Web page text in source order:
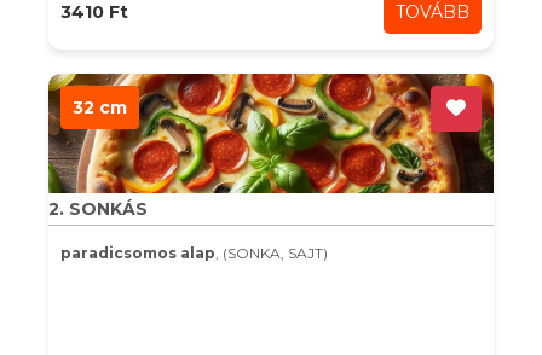
3410 Ft TOVÁBB
32 cm
2. SONKÁS
paradicsomos alap, (SONKA, SAJT)